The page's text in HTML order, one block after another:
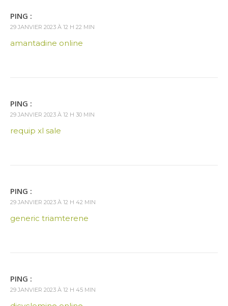
PING :
29 JANVIER 2023 À 12 H 22 MIN
amantadine online
PING :
29 JANVIER 2023 À 12 H 30 MIN
requip xl sale
PING :
29 JANVIER 2023 À 12 H 42 MIN
generic triamterene
PING :
29 JANVIER 2023 À 12 H 45 MIN